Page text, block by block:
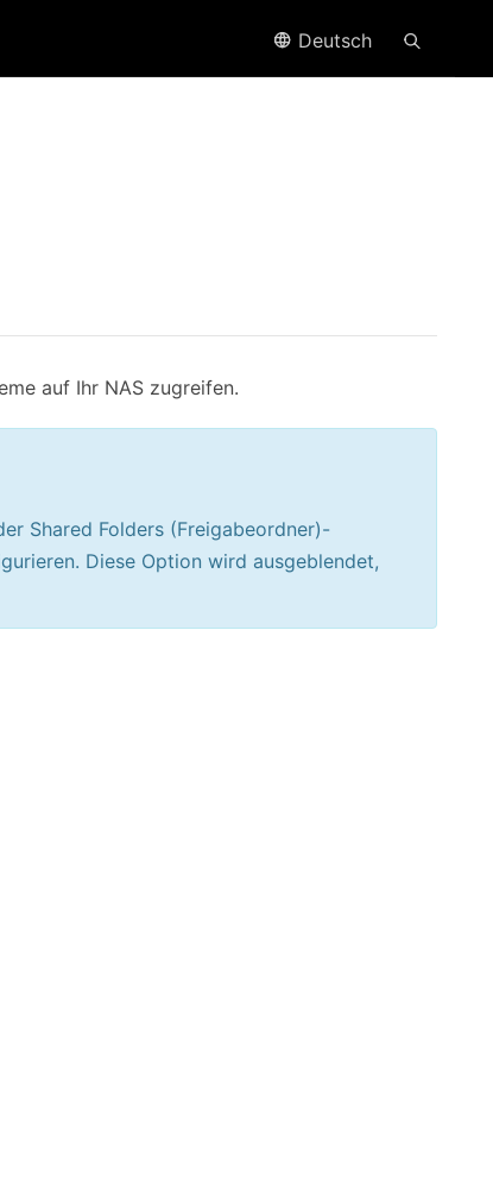
Deutsch
auf Ihr NAS zugreifen.
Shared Folders (Freigabeordner)-
Diese Option wird ausgeblendet,